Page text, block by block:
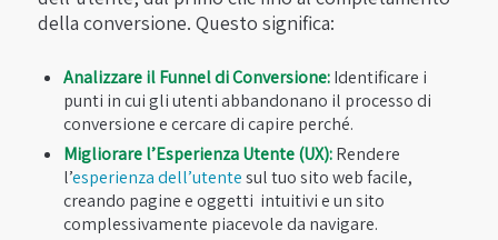
della conversione. Questo significa:
Analizzare il Funnel di Conversione:Identificare i
punti in cui gli utenti abbandonano il processo di
conversione e cercare di capire perché.
Migliorare l’Esperienza Utente (UX):Rendere
l’esperienza dell’utentesul tuo sito web facile,
creando pagine e oggetti intuitivi e un sito
complessivamente piacevole da navigare.